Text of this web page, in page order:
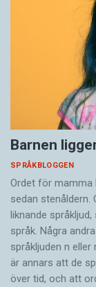
Barnen
SPRÅKBLOGGEN
Ordet för mamma
sedan stenåldern.
liknande
språk. Några
språkljuden n eller
är annars att de
över tid, och att